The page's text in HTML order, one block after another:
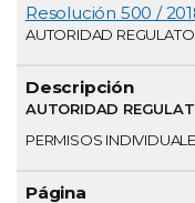
Resolución 500 /
AUTORIDAD
AUTORIDAD
PERMISOS